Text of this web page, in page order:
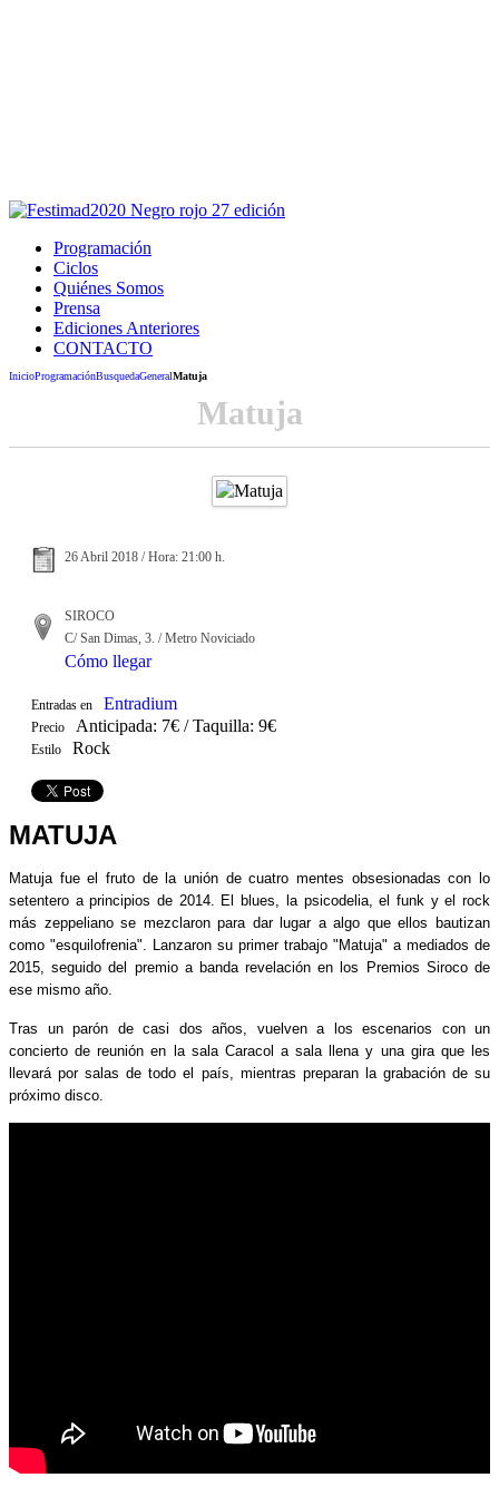
Programación
Ciclos
Quiénes Somos
Prensa
Ediciones Anteriores
CONTACTO
InicioProgramaciónBusquedaGeneralMatuja
Matuja
26 Abril 2018 / Hora: 21:00 h.
SIROCO
C/ San Dimas, 3. / Metro Noviciado
Cómo llegar
Entradas en Entradium
Precio Anticipada: 7€ / Taquilla: 9€
Estilo Rock
MATUJA
Matuja fue el fruto de la unión de cuatro mentes obsesionadas con lo
setentero a principios de 2014. El blues, la psicodelia, el funk y el rock
más zeppeliano se mezclaron para dar lugar a algo que ellos bautizan
como "esquilofrenia". Lanzaron su primer trabajo "Matuja" a mediados de
2015, seguido del premio a banda revelación en los Premios Siroco de
ese mismo año.
Tras un parón de casi dos años, vuelven a los escenarios con un
concierto de reunión en la sala Caracol a sala llena y una gira que les
llevará por salas de todo el país, mientras preparan la grabación de su
próximo disco.